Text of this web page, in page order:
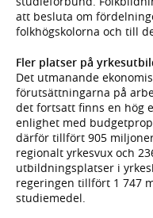
att besluta om
folkhögskolorna och till
Fler platser på
Det utmanande
förutsättningarna på
det fortsatt finns en hög
enlighet med
därför tillfört 905
regionalt yrkesvux och
utbildningsplatser i
regeringen tillfört 1 747
studiemedel.